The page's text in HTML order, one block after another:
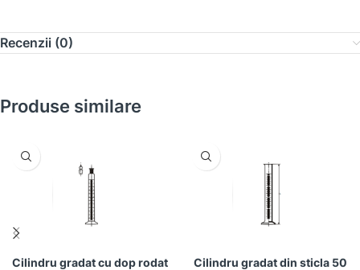
Recenzii (0)
Produse similare
Cilindru gradat cu dop rodat
Cilindru gradat din sticla 50